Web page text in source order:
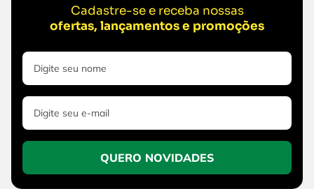
Cadastre-se e receba nossas
ofertas, lançamentos e promoções
QUERO NOVIDADES